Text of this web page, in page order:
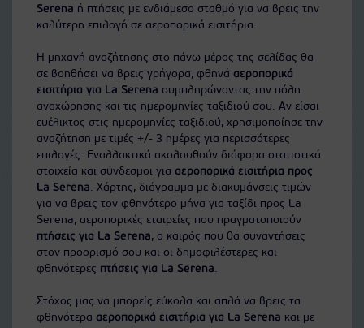
Serena ή πτήσεις με ενδιάμεσο σταθμό για να βρεις την
καλύτερη επιλογή σε αεροπορικά εισιτήρια.
Η μηχανή αναζήτησης στο πάνω μέρος της σελίδας θα
σε βοηθήσει να βρεις γρήγορα, φθηνά αεροπορικά
εισιτήρια για La Serena συμπληρώνοντας την πόλη
αναχώρησης και τις ημερομηνίες ταξιδιού σου. Αν είσαι
ευέλικτος στις ημερομηνίες ταξιδιού, χρησιμοποίησε την
αναζήτηση με τιμές +/- 3 ημέρες για περισσότερες
επιλογές. Εναλλακτικά ακολουθούν διάφορα στατιστικά
στοιχεία και σύνδεσμοι για αεροπορικά εισιτήρια προς
La Serena. Χάρτης, διάγραμμα με διακυμάνσεις τιμών
για να βρεις τον φθηνότερο μήνα για ταξίδι προς La
Serena, αεροπορικές εταιρείες που πραγματοποιούν
πτήσεις για La Serena, ο καιρός που θα συναντήσεις
στον προορισμό σου και οι δημοφιλέστερες και
φθηνότερες πτήσεις για La Serena.
Στόχος μας να μπορείς εύκολα και απλά να βρεις τα
φθηνότερα αεροπορικά εισιτήρια για La Serena και με